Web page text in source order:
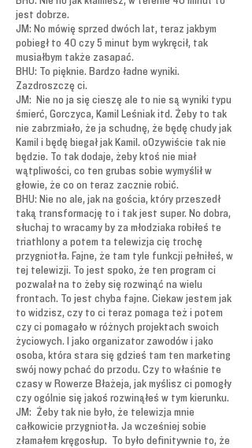
jest dobrze.
JM: No mówię sprzed dwóch lat, teraz jakbym
pobiegł to 40 czy 5 minut bym wykręcił, tak
musiałbym także zasapać.
BHU: To pięknie. Bardzo ładne wyniki.
Zazdroszczę ci.
JM: Nie no ja się cieszę ale to nie są wyniki typu
śmierć, Gorczyca, Kamil Leśniak itd. Żeby to tak
nie zabrzmiało, że ja schudnę, że będę chudy jak
Kamil i będę biegał jak Kamil. oOzywiście tak nie
będzie. To tak dodaje, żeby ktoś nie miał
wątpliwości, co ten grubas sobie wymyślił w
głowie, że co on teraz zacznie robić.
BHU: Nie no ale, jak na gościa, który przeszedł
taką transformację to i tak jest super. No dobra,
słuchaj to wracamy by za młodziaka robiłeś te
triathlony a potem ta telewizja cię trochę
przygniotła. Fajne, że tam tyle funkcji pełniłeś, w
tej telewizji. To jest spoko, że ten program ci
pozwalał na to żeby się rozwinąć na wielu
frontach. To jest chyba fajne. Ciekaw jestem jak
to widzisz, czy to ci teraz pomaga też i potem
czy ci pomagało w różnych projektach swoich
życiowych. I jako organizator zawodów i jako
osoba, która stara się gdzieś tam ten marketing
swój nowy pchać do przodu. Czy to właśnie te
czasy w Rowerze Błażeja, jak myślisz ci pomogły
czy ogólnie się jakoś rozwinąłeś w tym kierunku.
JM: Żeby tak nie było, że telewizja mnie
całkowicie przygniotła. Ja wcześniej sobie
złamałem kręgosłup. To było definitywnie to, że